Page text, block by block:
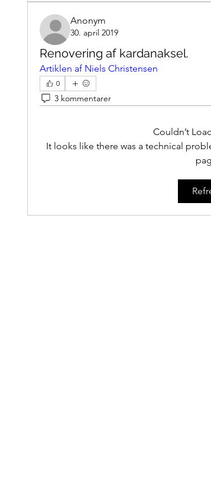
Anonym
30. april 2019
Renovering af kardanaksel.
Artiklen af Niels Christensen
0
3 kommentarer
Couldn’t
It looks like there was a technical